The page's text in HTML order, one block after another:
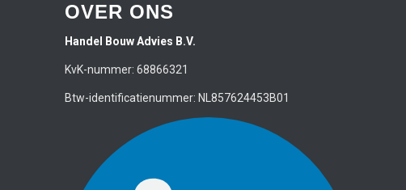
OVER ONS
Handel Bouw Advies B.V.
KvK-nummer: 68866321
Btw-identificatienummer: NL857624453B01